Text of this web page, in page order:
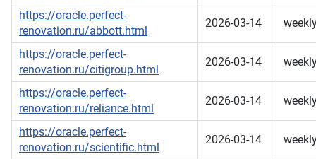
https://oracle.perfect-
renovation.ru/abbott.html
2026-03-14
https://oracle.perfect-
renovation.ru/citigroup.html
2026-03-14
https://oracle.perfect-
renovation.ru/reliance.html
2026-03-14
https://oracle.perfect-
renovation.ru/scientific.html
2026-03-14